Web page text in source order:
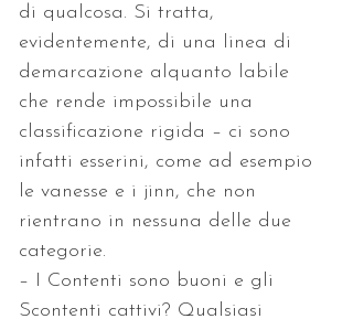
di qualcosa. Si tratta,
evidentemente, di una linea di
demarcazione alquanto labile
che rende impossibile una
classificazione rigida – ci sono
infatti esserini, come ad esempio
le vanesse e i jinn, che non
rientrano in nessuna delle due
categorie.
– I Contenti sono buoni e gli
Scontenti cattivi? Qualsiasi